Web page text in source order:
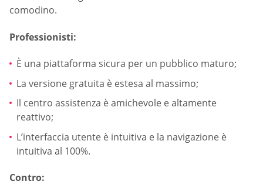
comodino.
Professionisti:
È una piattaforma sicura per un pubblico maturo;
La versione gratuita è estesa al massimo;
Il centro assistenza è amichevole e altamente
reattivo;
L’interfaccia utente è intuitiva e la navigazione è
intuitiva al 100%.
Contro: